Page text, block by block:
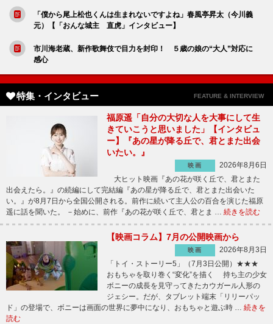
「僕から尾上松也くんは生まれないですよね」春風亭昇太（今川義
元）【「おんな城主 直虎」インタビュー】
市川海老蔵、新作歌舞伎で目力を封印！ ５歳の娘の“大人”対応に
感心
特集・インタビュー FEATURE & INTERVIEW
福原遥「自分の大切な人を大事にして生
きていこうと思いました」【インタビュ
ー】『あの星が降る丘で、君とまた出会
いたい。』
映画
2026年8月6日
大ヒット映画『あの花が咲く丘で、君とまた
出会えたら。』の続編にして完結編『あの星が降る丘で、君とまた出会いた
い。』が8月7日から全国公開される。前作に続いて主人公の百合を演じた福原
遥に話を聞いた。 －始めに、前作『あの花が咲く丘で、君とま … 続きを読む
【映画コラム】7月の公開映画から
映画
2026年8月3日
「トイ・ストーリー5」（7月3日公開）★★★
おもちゃを取り巻く“変化”を描く 持ち主の少女
ボニーの成長を見守ってきたカウガール人形の
ジェシー。だが、タブレット端末「リリーパッ
ド」の登場で、ボニーは画面の世界に夢中になり、おもちゃと遊ぶ時 … 続きを
読む